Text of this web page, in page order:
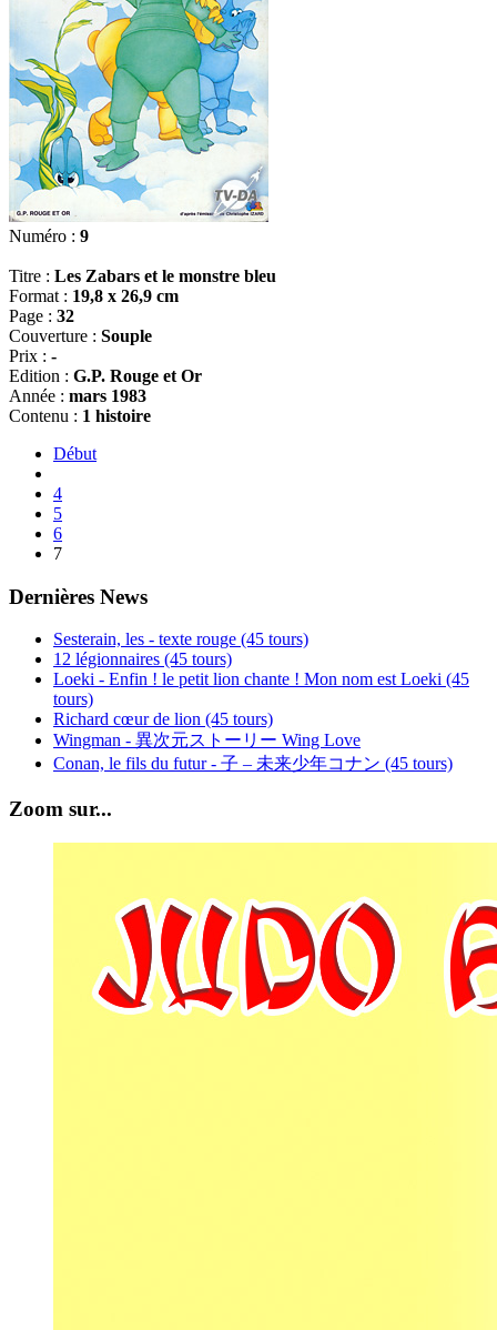
Numéro : 9
Titre : Les Zabars et le monstre bleu
Format : 19,8 x 26,9 cm
Page : 32
Couverture : Souple
Prix : -
Edition : G.P. Rouge et Or
Année : mars 1983
Contenu : 1 histoire
Début
4
5
6
7
Dernières News
Sesterain, les - texte rouge (45 tours)
12 légionnaires (45 tours)
Loeki - Enfin ! le petit lion chante ! Mon nom est Loeki (45
tours)
Richard cœur de lion (45 tours)
Wingman - 異次元ストーリー Wing Love
Conan, le fils du futur - 子 – 未来少年コナン (45 tours)
Zoom sur...